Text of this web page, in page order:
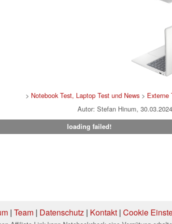
> Notebook Test, Laptop Test und News > Externe
Autor: Stefan Hinum,
loading failed!
| Team | Datenschutz | Kontakt | Cookie